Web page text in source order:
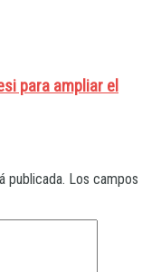
para ampliar el
publicada. Los campos